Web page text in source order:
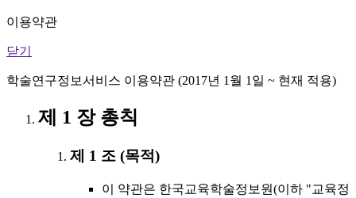
이용약관
닫기
학술연구정보서비스 이용약관 (2017년 1월 1일 ~ 현재 적용)
제 1 장 총칙
제 1 조 (목적)
이 약관은 한국교육학술정보원(이하 "교육정